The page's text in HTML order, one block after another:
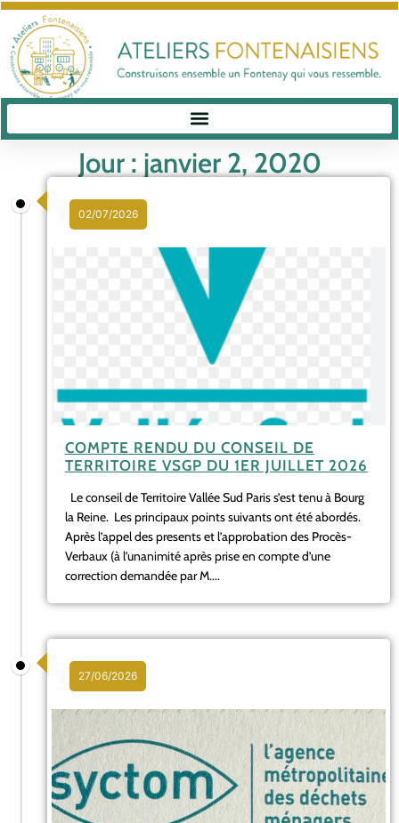
Jour : janvier 2, 2020
02/07/2026
COMPTE RENDU DU CONSEIL DE
TERRITOIRE VSGP DU 1ER JUILLET 2026
Le conseil de Territoire Vallée Sud Paris s’est tenu à Bourg
la Reine. Les principaux points suivants ont été abordés.
Après l’appel des presents et l’approbation des Procès-
Verbaux (à l’unanimité après prise en compte d’une
correction demandée par M....
27/06/2026